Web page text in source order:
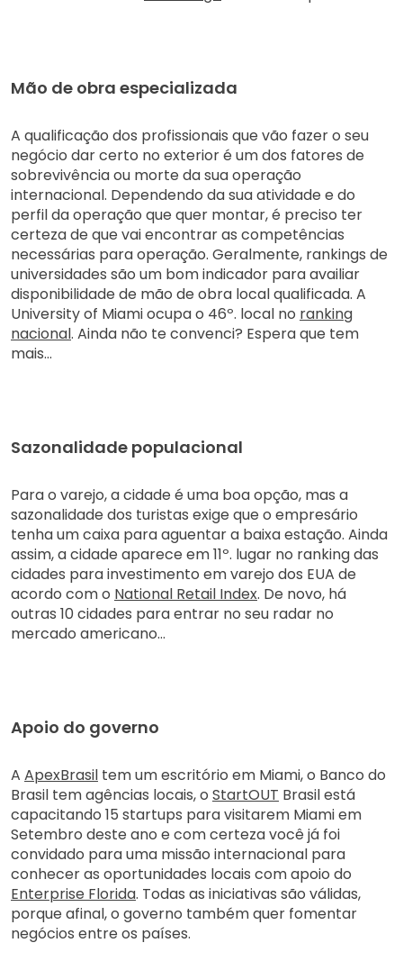
Mão de obra especializada
A qualificação dos profissionais que vão fazer o seu
negócio dar certo no exterior é um dos fatores de
sobrevivência ou morte da sua operação
internacional. Dependendo da sua atividade e do
perfil da operação que quer montar, é preciso ter
certeza de que vai encontrar as competências
necessárias para operação. Geralmente, rankings de
universidades são um bom indicador para availiar
disponibilidade de mão de obra local qualificada. A
University of Miami ocupa o 46º. local no ranking
nacional. Ainda não te convenci? Espera que tem
mais…
Sazonalidade populacional
Para o varejo, a cidade é uma boa opção, mas a
sazonalidade dos turistas exige que o empresário
tenha um caixa para aguentar a baixa estação. Ainda
assim, a cidade aparece em 11º. lugar no ranking das
cidades para investimento em varejo dos EUA de
acordo com o National Retail Index. De novo, há
outras 10 cidades para entrar no seu radar no
mercado americano…
Apoio do governo
A ApexBrasil tem um escritório em Miami, o Banco do
Brasil tem agências locais, o StartOUT Brasil está
capacitando 15 startups para visitarem Miami em
Setembro deste ano e com certeza você já foi
convidado para uma missão internacional para
conhecer as oportunidades locais com apoio do
Enterprise Florida. Todas as iniciativas são válidas,
porque afinal, o governo também quer fomentar
negócios entre os países.